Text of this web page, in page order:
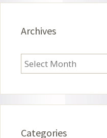
Archives
Archives
Categories